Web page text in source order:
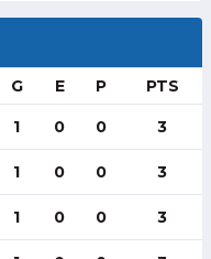
G E P PTS
1 0 0 3
1 0 0 3
1 0 0 3